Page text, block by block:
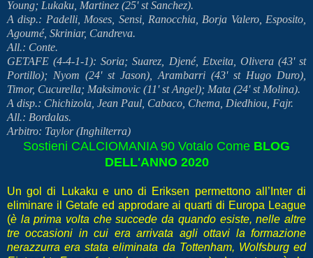
Young; Lukaku, Martinez (25' st Sanchez).
A disp.: Padelli, Moses, Sensi, Ranocchia, Borja Valero, Esposito,
Agoumé, Skriniar, Candreva.
All.: Conte.
GETAFE (4-4-1-1): Soria; Suarez, Djené, Etxeita, Olivera (43' st
Portillo); Nyom (24' st Jason), Arambarri (43' st Hugo Duro),
Timor, Cucurella; Maksimovic (11' st Angel); Mata (24' st Molina).
A disp.: Chichizola, Jean Paul, Cabaco, Chema, Diedhiou, Fajr.
All.: Bordalas.
Arbitro: Taylor (Inghilterra)
Sostieni CALCIOMANIA 90 Votalo Come BLOG
DELL'ANNO 2020
Un gol di Lukaku e uno di Eriksen permettono all’Inter di
eliminare il Getafe ed approdare ai quarti di Europa League
(è la prima volta che succede da quando esiste, nelle altre
tre occasioni in cui era arrivata agli ottavi la formazione
nerazzurra era stata eliminata da Tottenham, Wolfsburg ed